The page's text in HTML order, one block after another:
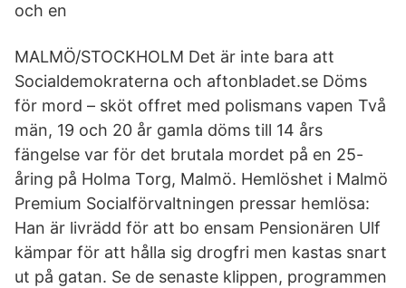
och en
MALMÖ/STOCKHOLM Det är inte bara att
Socialdemokraterna och aftonbladet.se Döms
för mord – sköt offret med polismans vapen Två
män, 19 och 20 år gamla döms till 14 års
fängelse var för det brutala mordet på en 25-
åring på Holma Torg, Malmö. Hemlöshet i Malmö
Premium Socialförvaltningen pressar hemlösa:
Han är livrädd för att bo ensam Pensionären Ulf
kämpar för att hålla sig drogfri men kastas snart
ut på gatan. Se de senaste klippen, programmen